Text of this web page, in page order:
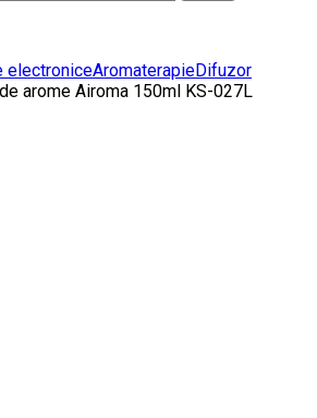
electroniceAromaterapieDifuzor
arome Airoma 150ml KS-027L